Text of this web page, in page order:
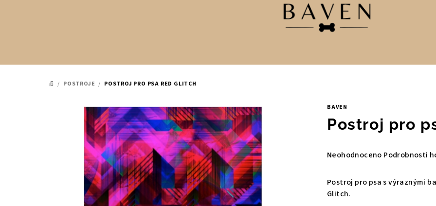
DOMŮ
/ POSTROJE / POSTROJ PRO PSA RED GLITCH
BAVEN
Postroj pro
Průměrné
produktu
je
Neohodnoceno Podrobnosti
Postroj pro psas výraznými
Glitch.